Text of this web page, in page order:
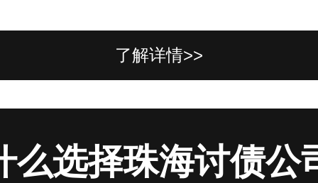
了解详情>>
么选择珠海讨债公